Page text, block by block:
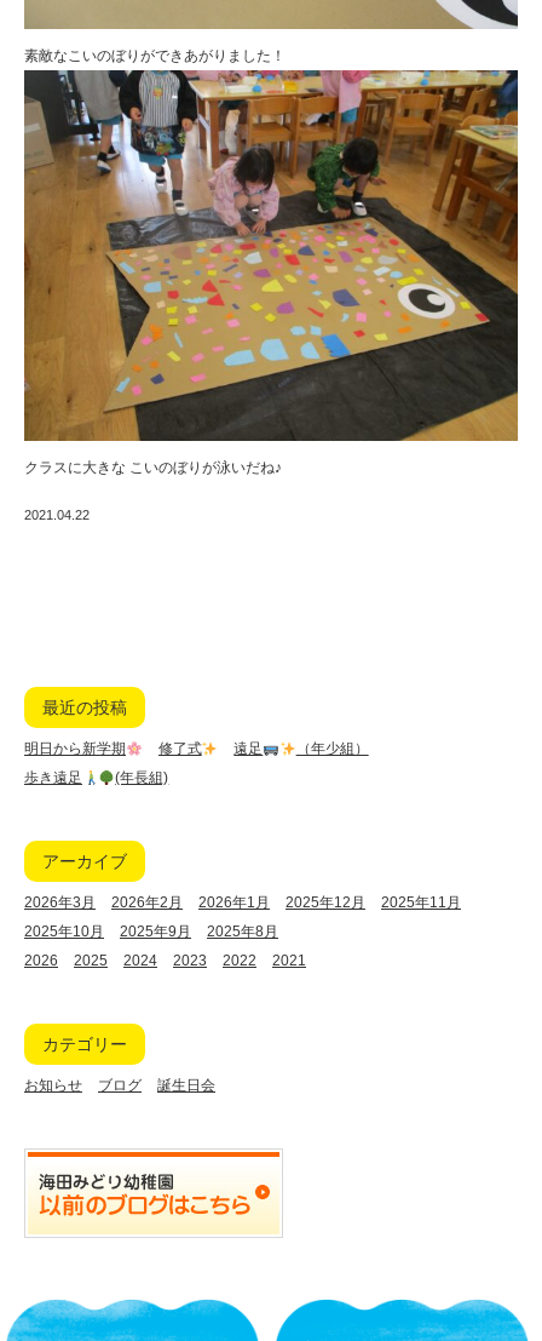
素敵なこいのぼりができあがりました！
クラスに大きな こいのぼりが泳いだね♪
2021.04.22
最近の投稿
明日から新学期 修了式 遠足
（年少組）
歩き遠足
(年長組)
アーカイブ
2026年3月 2026年2月 2026年1月 2025年12月
2025年11月
2025年10月
2025年9月
2025年8月
2026
2025 2024 2023 2022 2021
カテゴリー
お知らせ ブログ 誕生日会